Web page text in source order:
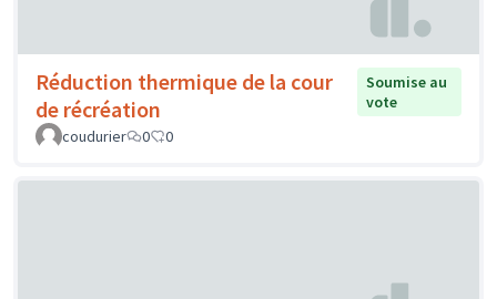
Réduction thermique de la cour
de récréation
Soumise au
vote
coudurier
0 0